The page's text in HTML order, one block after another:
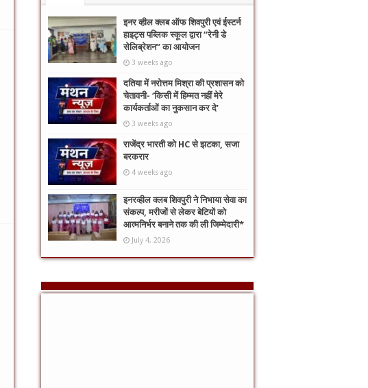
इनर व्हील क्लब ऑफ शिवपुरी एवं ईस्टर्न
हाइट्स पब्लिक स्कूल द्वारा “रेनी डे
सेलिब्रेशन” का आयोजन
3 weeks ago
दतिया में नरोत्तम मिश्रा की प्रशासन को
चेतावनी- ‘किसी में हिम्मत नहीं मेरे
कार्यकर्ताओं का नुकसान कर दे’
3 weeks ago
राजेंद्र भारती को HC से झटका, सजा
बरकरार
4 weeks ago
इनरव्हील क्लब शिवपुरी ने निभाया सेवा का
संकल्प, मरीजों से लेकर बेटियों को
आत्मनिर्भर बनाने तक की ली जिम्मेदारी*
July 4, 2026